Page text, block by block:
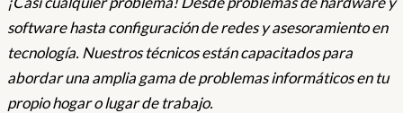
software hasta configuración de redes y asesoramiento en
tecnología. Nuestros técnicos están capacitados para
abordar una amplia gama de problemas informáticos en tu
propio hogar o lugar de trabajo.